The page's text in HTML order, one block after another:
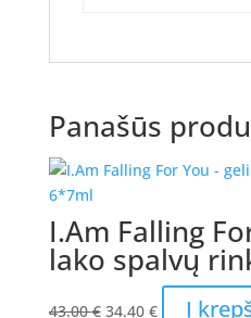
Panašūs
I.Am Falling
lako spalvų
43.00€ Original
34.40 €Current
Į